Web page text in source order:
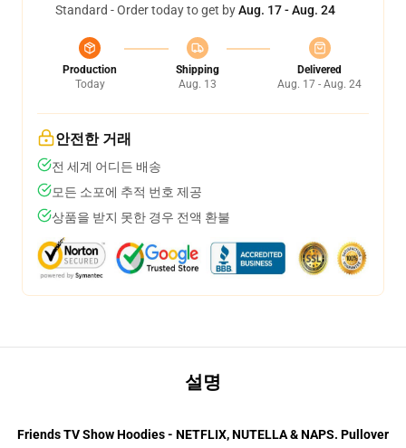
Standard - Order today to get byAug. 17 - Aug. 24
Production
Today
Shipping
Aug. 13
Delivered
Aug. 17 - Aug. 24
안전한 거래
전 세계 어디든 배송
모든 소포에 추적 번호 제공
상품을 받지 못한 경우 전액 환불
설명
Friends TV Show Hoodies - NETFLIX, NUTELLA & NAPS. Pullover